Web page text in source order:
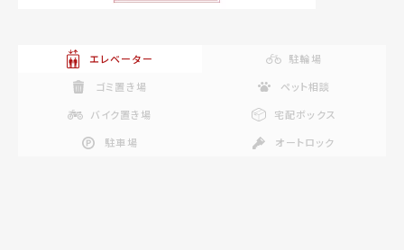
エレベーター
駐輪場
ゴミ置き場
ペット相談
バイク置き場
宅配ボックス
駐車場
オートロック